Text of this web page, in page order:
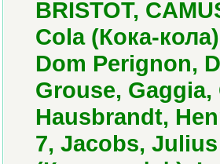
BRISTOT,
Cola (Кока-
Dom Perignon,
Grouse,
Hausbrandt,
7, Jacobs,